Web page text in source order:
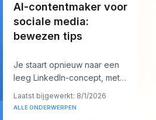
AI-contentmaker voor
sociale media:
bewezen tips
Je staart opnieuw naar een
leeg LinkedIn-concept, met
over tien minuten een
klantgesprek en een post
Laatst bijgewerkt: 8/1/2026
ALLE ONDERWERPEN